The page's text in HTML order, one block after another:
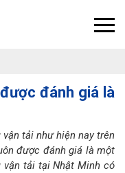
đánh giá là
tải như hiện nay trên
được đánh giá là một
vận tải tại Nhật Minh có